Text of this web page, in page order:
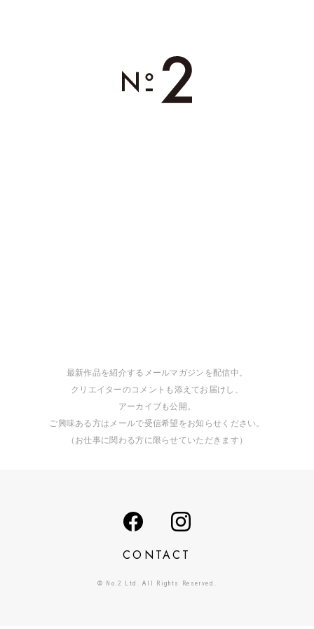
最新作品を紹介するメールマガジンを配信中。
クリエイターのコメントも添えてお届けし、
アーカイブも公開。
ご興味ある方はメールで受信希望をお知らせください。
（お仕事に関わる方に限らせていただきます）
CONTACT
© No.2 Ltd. All Rights Reserved.